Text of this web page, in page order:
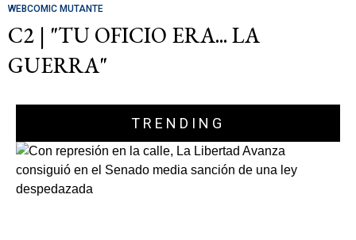
WEBCOMIC MUTANTE
C2 | "TU OFICIO ERA... LA
GUERRA"
TRENDING